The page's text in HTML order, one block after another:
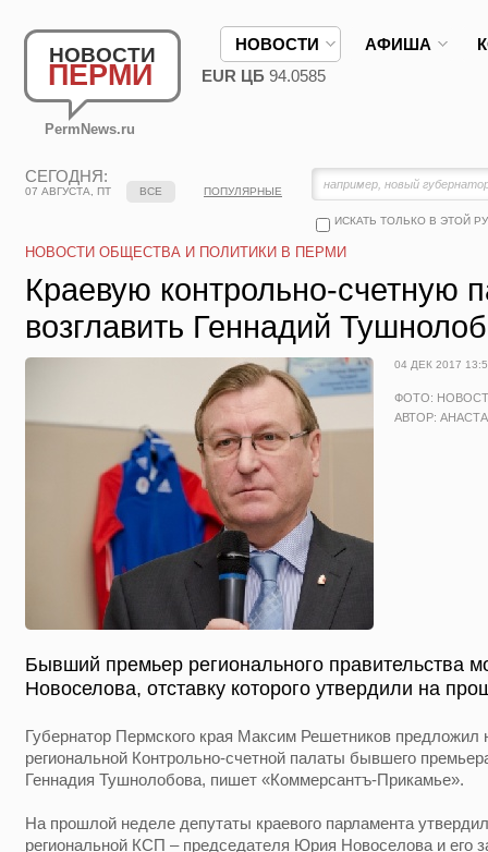
НОВОСТИ
ПЕРМИ
PermNews.ru
НОВОСТИ АФИША
EUR ЦБ 94.0585
СЕГОДНЯ:
07 АВГУСТА, ПТ
ИСКАТЬ ТОЛЬКО В ЭТОЙ
ВСЕ ПОПУЛЯРНЫЕ
НОВОСТИ ОБЩЕСТВА И ПОЛИТИКИ В ПЕРМИ
Краевую контрольно-счетную
возглавить Геннадий
04 ДЕК 2017
ФОТО:
АВТОР:
Бывший премьер регионального правительства
Новоселова, отставку которого утвердили на
Губернатор Пермского края Максим Решетников предложил
региональной Контрольно-счетной палаты бывшего
Геннадия Тушнолобова, пишет «Коммерсантъ-Прикамье».
На прошлой неделе депутаты краевого парламента
региональной КСП – председателя Юрия Новоселова и его